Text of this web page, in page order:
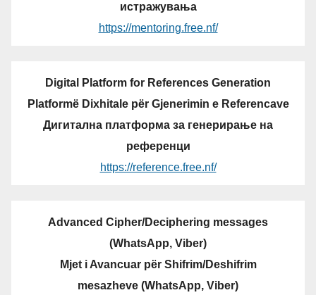
истражувања
https://mentoring.free.nf/
Digital Platform for References Generation
Platformë Dixhitale për Gjenerimin e Referencave
Дигитална платформа за генерирање на
референци
https://reference.free.nf/
Advanced Cipher/Deciphering messages
(WhatsApp, Viber)
Mjet i Avancuar për Shifrim/Deshifrim
mesazheve (WhatsApp, Viber)